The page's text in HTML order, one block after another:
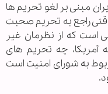
مبنی بر لغو تحریم ها
راجع به تحریم صحبت
است که از نظرمان غیر
آمریکا، چه تحریم های
به شورای امنیت است